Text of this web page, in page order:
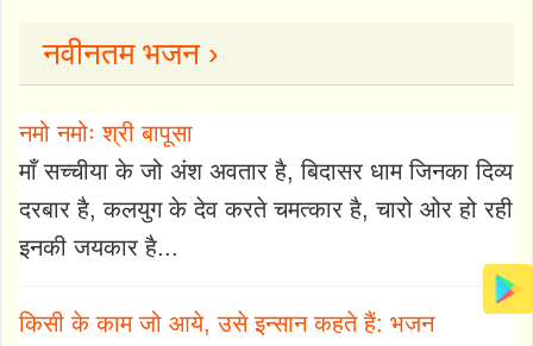
नवीनतम भजन ›
नमो नमोः श्री बापूसा
माँ सच्चीया के जो अंश अवतार है, बिदासर धाम जिनका दिव्य
दरबार है, कलयुग के देव करते चमत्कार है, चारो ओर हो रही
इनकी जयकार है...
किसी के काम जो आये, उसे इन्सान कहते हैं: भजन